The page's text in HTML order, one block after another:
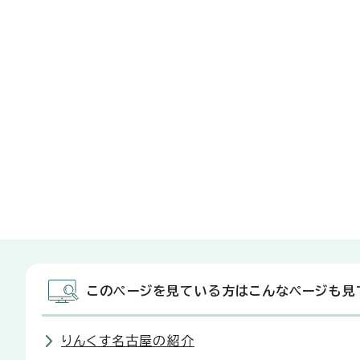
このページを見ている方はこんなページも見
りんくす名古屋の紹介